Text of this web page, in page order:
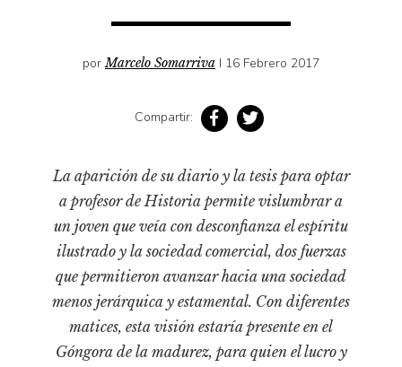
Sociedad
Turismo accidental
Vidas paralelas
Voces y lecturas
porMarcelo Somarriva I 16 Febrero 2017
Compartir:
La aparición de su diario y la tesis para optar
a profesor de Historia permite vislumbrar a
un joven que veía con desconfianza el espíritu
ilustrado y la sociedad comercial, dos fuerzas
que permitieron avanzar hacia una sociedad
menos jerárquica y estamental. Con diferentes
matices, esta visión estaría presente en el
Góngora de la madurez, para quien el lucro y